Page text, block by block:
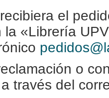
el
la «Librería
o
través del